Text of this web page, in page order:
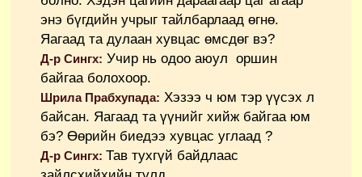
энэ бүгдийн учрыг тайлбарлаад өгнө.
Яагаад та дулаан хувцас өмсдөг вэ?
Д-р Сингх: Учир нь одоо аюул оршин
байгаа болохоор.
Шрила Прабхупада: Хэзээ ч юм тэр үүсэх л
байсан. Яагаад та үүнийг хийж байгаа юм
бэ? Өөрийн биедээ хувцас углаад ?
Д-р Сингх: Тав тухгүй байдлаас